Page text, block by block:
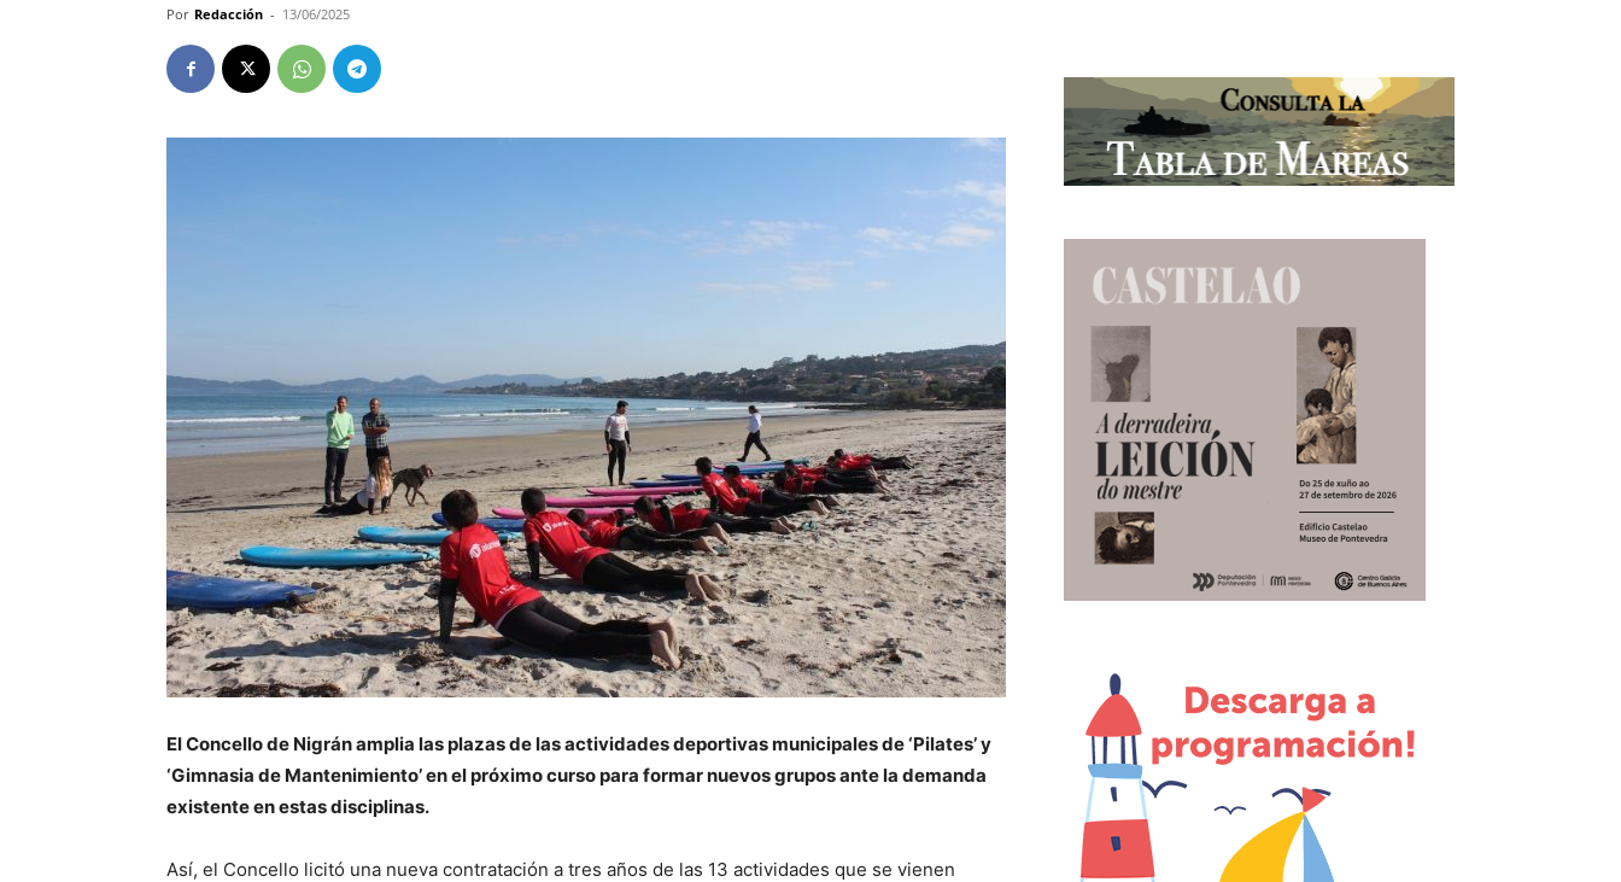
Por Redacción - 13/06/2025
El Concello de Nigrán amplia las plazas de las actividades deportivas municipales de ‘Pilates’ y
‘Gimnasia de Mantenimiento’ en el próximo curso para formar nuevos grupos ante la demanda
existente en estas disciplinas.
Así, el Concello licitó una nueva contratación a tres años de las 13 actividades que se vienen